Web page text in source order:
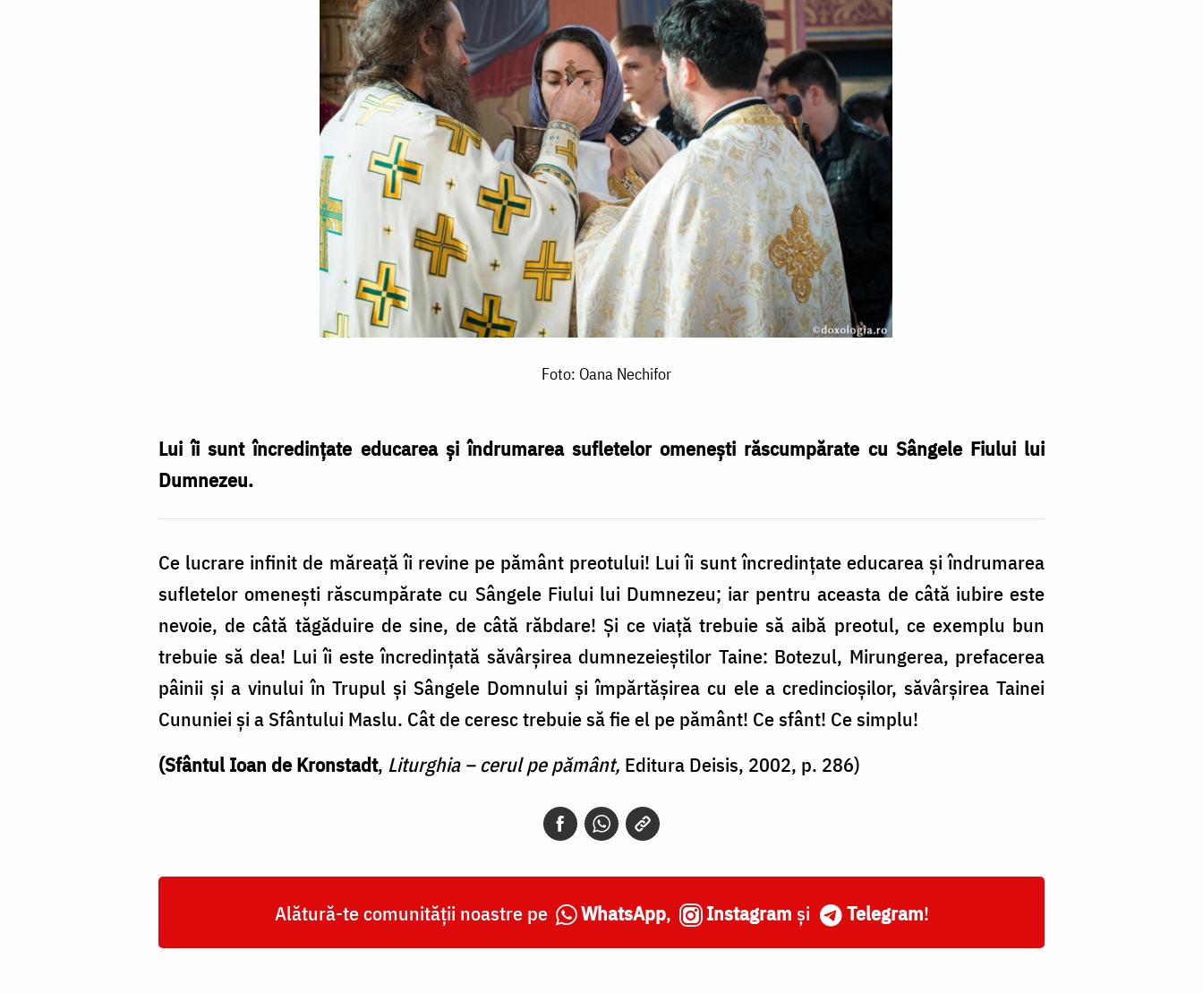
Foto: Oana Nechifor
Lui îi sunt încredinţate educarea şi îndrumarea sufletelor omeneşti răscumpărate cu Sângele Fiului lui
Dumnezeu.
Ce lucrare infinit de măreaţă îi revine pe pământ preotului! Lui îi sunt încredinţate educarea şi îndrumarea
sufletelor omeneşti răscumpărate cu Sângele Fiului lui Dumnezeu; iar pentru aceasta de câtă iubire este
nevoie, de câtă tăgăduire de sine, de câtă răbdare! Şi ce viaţă trebuie să aibă preotul, ce exemplu bun
trebuie să dea! Lui îi este încredinţată săvârşirea dumnezeieştilor Taine: Botezul, Mirungerea, prefacerea
pâinii şi a vinului în Trupul şi Sângele Domnului şi împărtăşirea cu ele a credincioşilor, săvârşirea Tainei
Cununiei şi a Sfântului Maslu. Cât de ceresc trebuie să fie el pe pământ! Ce sfânt! Ce simplu!
(Sfântul Ioan de Kronstadt, Liturghia – cerul pe pământ, Editura Deisis, 2002, p. 286)
Alătură-te comunității noastre pe WhatsApp, Instagram și Telegram!